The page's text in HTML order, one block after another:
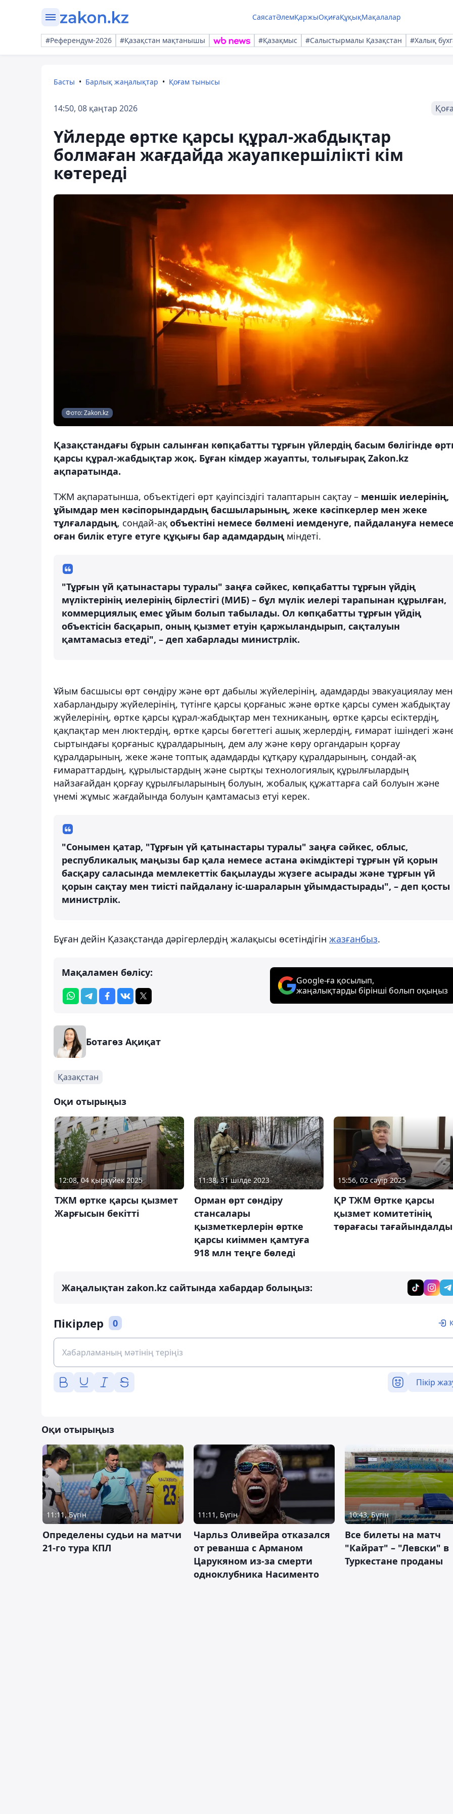
СаясатӘлемҚаржыОқиғаҚұқықМақалалар
#Референдум-2026 #Қазақстан мақтанышы #Қазақмыс #Салыстырмалы Қазақстан #Халық
Басты Барлық жаңалықтар Қоғам тынысы
14:50, 08 қаңтар 2026
Үйлерде өртке қарсы құрал-жабдықтар
болмаған жағдайда жауапкершілікті кім
көтереді
Фото: Zakon.kz
Қазақстандағы бұрын салынған көпқабатты тұрғын үйлердің басым бөлігінде
қарсы құрал-жабдықтар жоқ. Бұған кімдер жауапты, толығырақ Zakon.kz
ақпаратында.
ТЖМ ақпаратынша, объектідегі өрт қауіпсіздігі талаптарын сақтау – меншік иелерінің,
ұйымдар мен кәсіпорындардың басшыларының, жеке кәсіпкерлер мен жеке
тұлғалардың, сондай-ақ объектіні немесе бөлмені иемденуге, пайдалануға
оған билік етуге етуге құқығы бар адамдардың міндеті.
"Тұрғын үй қатынастары туралы" заңға сәйкес, көпқабатты тұрғын үйдің
мүліктерінің иелерінің бірлестігі (МИБ) – бұл мүлік иелері тарапынан құрылған,
коммерциялық емес ұйым болып табылады. Ол көпқабатты тұрғын үйдің
объектісін басқарып, оның қызмет етуін қаржыландырып, сақталуын
қамтамасыз етеді", – деп хабарлады министрлік.
Ұйым басшысы өрт сөндіру және өрт дабылы жүйелерінің, адамдарды эвакуациялау мен
хабарландыру жүйелерінің, түтінге қарсы қорғаныс және өртке қарсы сумен жабдықтау
жүйелерінің, өртке қарсы құрал-жабдықтар мен техниканың, өртке қарсы есіктердің,
қақпақтар мен люктердің, өртке қарсы бөгеттегі ашық жерлердің, ғимарат ішіндегі
сыртындағы қорғаныс құралдарының, дем алу және көру органдарын қорғау
құралдарының, жеке және топтық адамдарды құтқару құралдарының, сондай-ақ
ғимараттардың, құрылыстардың және сыртқы технологиялық құрылғылардың
найзағайдан қорғау құрылғыларының болуын, жобалық құжаттарға сай болуын және
үнемі жұмыс жағдайында болуын қамтамасыз етуі керек.
"Сонымен қатар, "Тұрғын үй қатынастары туралы" заңға сәйкес, облыс,
республикалық маңызы бар қала немесе астана әкімдіктері тұрғын үй қорын
басқару саласында мемлекеттік бақылауды жүзеге асырады және тұрғын үй
қорын сақтау мен тиісті пайдалану іс-шараларын ұйымдастырады", – деп қосты
министрлік.
Бұған дейін Қазақстанда дәрігерлердің жалақысы өсетіндігін жазғанбыз.
Мақаламен бөлісу:
Google-ға қосылып,
жаңалықтарды бірінші болып оқыңыз
Ботагөз Ақиқат
Қазақстан
Оқи отырыңыз
12:08, 04 қыркүйек 2025
ТЖМ өртке қарсы қызмет
Жарғысын бекітті
11:38, 31 шілде 2023
Орман өрт сөндіру
стансалары
қызметкерлерін өртке
қарсы киіммен қамтуға
918 млн теңге бөледі
15:56, 02 сәуір 2025
ҚР ТЖМ Өртке қарсы
қызмет комитетінің
төрағасы тағайындалды
Жаңалықтан zakon.kz сайтында хабардар болыңыз:
Пікірлер 0
Пікір
Оқи отырыңыз
11:11, Бүгін
Определены судьи на матчи
21-го тура КПЛ
11:11, Бүгін
Чарльз Оливейра отказался
от реванша с Арманом
Царукяном из-за смерти
одноклубника Насименто
10:43, Бүгін
Все билеты на матч
"Кайрат" – "Левски" в
Туркестане проданы